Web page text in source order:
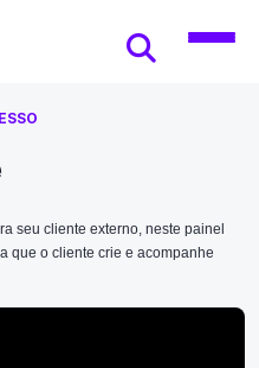
seu cliente externo, neste painel
que o cliente crie e acompanhe